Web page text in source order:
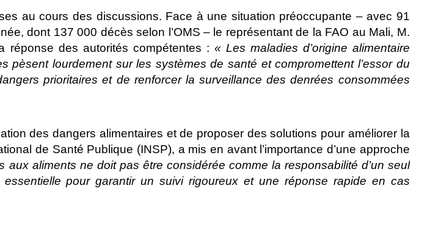
au cours des discussions. Face à une situation préoccupante – avec 91
dont 137 000 décès selon l’OMS – le représentant de la FAO au Mali, M.
réponse des autorités compétentes : « Les maladies d’origine alimentaire
lourdement sur les systèmes de santé et compromettent l’essor du
prioritaires et de renforcer la surveillance des denrées consommées
des dangers alimentaires et de proposer des solutions pour améliorer la
de Santé Publique (INSP), a mis en avant l’importance d’une approche
aliments ne doit pas être considérée comme la responsabilité d’un seul
pour garantir un suivi rigoureux et une réponse rapide en cas